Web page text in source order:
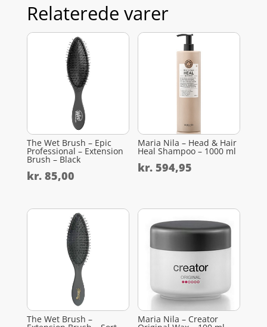
Relaterede varer
The Wet Brush – Epic
Professional – Extension
Brush – Black
kr.85,00
Maria Nila – Head & Hair
Heal Shampoo – 1000 ml
kr. 594,95
The Wet Brush – Maria Nila – Creator